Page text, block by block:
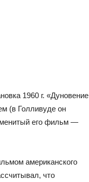
1960 г. «Дуновение
(в Голливуде он
его фильм —
американского
что